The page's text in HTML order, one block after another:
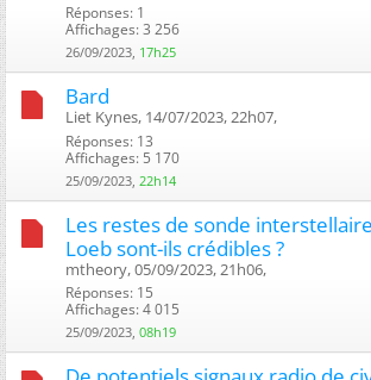
Réponses: 1
Affichages: 3 256
26/09/2023, 17h25
Bard
Liet Kynes, 14/07/2023, 22h07, ‎
Réponses: 13
Affichages: 5 170
25/09/2023, 22h14
Les restes de sonde interstellaire
Loeb sont-ils crédibles ?
mtheory, 05/09/2023, 21h06, ‎
Réponses: 15
Affichages: 4 015
25/09/2023, 08h19